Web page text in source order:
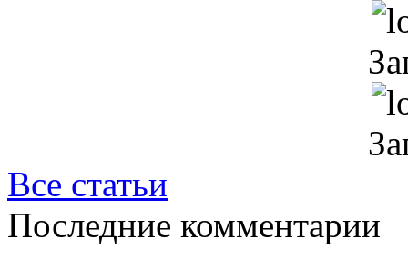
Все статьи
Последние комментарии